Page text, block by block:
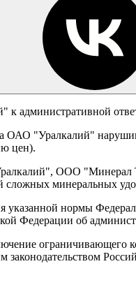
ОАО "Уралкалий"
цен).
ООО "Минерал
сложных минеральных
нормы
Федерации об